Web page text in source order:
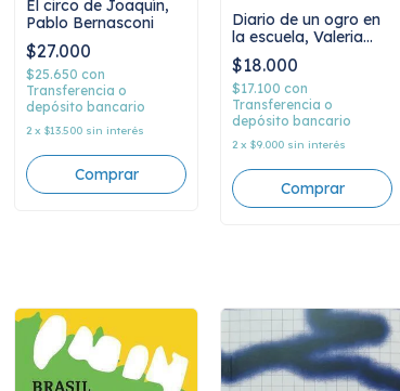
El circo de Joaquín,
Pablo Bernasconi
$27.000
$25.650 con
Transferencia o
depósito bancario
2 x $13.500 sin interés
Diario de un ogro en
la escuela, Valeria
Dávila y Mónica
López
$18.000
$17.100 con
Transferencia o
depósito bancario
2 x $9.000 sin interés